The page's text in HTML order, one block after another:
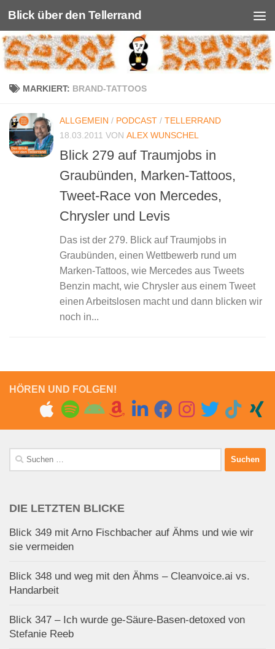
Unter dem Inhalt
Blick über den Tellerrand
MARKIERT: BRAND-TATTOOS
ALLGEMEIN / PODCAST / TELLERRAND
18.03.2011 VON ALEX WUNSCHEL
Blick 279 auf Traumjobs in
Graubünden, Marken-Tattoos,
Tweet-Race von Mercedes,
Chrysler und Levis
Das ist der 279. Blick auf Traumjobs in
Graubünden, einen Wettbewerb rund um
Marken-Tattoos, wie Mercedes aus Tweets
Benzin macht, wie Chrysler aus einem Tweet
einen Arbeitslosen macht und dann blicken wir
noch in...
HÖREN UND FOLGEN!
Suchen
nach:
DIE LETZTEN BLICKE
Blick 349 mit Arno Fischbacher auf Ähms und wie wir
sie vermeiden
Blick 348 und weg mit den Ähms – Cleanvoice.ai vs.
Handarbeit
Blick 347 – Ich wurde ge-Säure-Basen-detoxed von
Stefanie Reeb